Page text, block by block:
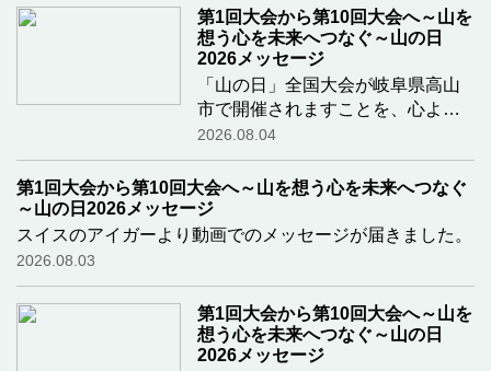
県」と肩を並べる地域の一つで
す。今回全国大会会場となる飛騨
高山は何度も訪れたことの
きを読む
第1回大会から第10回大会へ～山を
想う心を未来へつなぐ～山の日
2026メッセージ
「山の日」全国大会が岐阜県高山
市で開催されますことを、心より
お祝い申し上げます。飛騨高山や
飛騨市には大切な友人が多く暮ら
しており、登山をはじめ、これま
でに何度も足を運んできた思い出
深い土地です。そ…続きを読む
2026.08.04
第1回大会から第10回大会へ～山を想う心を未来へつなぐ
～山の日2026メッセージ
スイスのアイガーより動画でのメッセージが届きました。
2026.08.03
第1回大会から第10回大会へ～山を
想う心を未来へつなぐ～山の日
2026メッセージ